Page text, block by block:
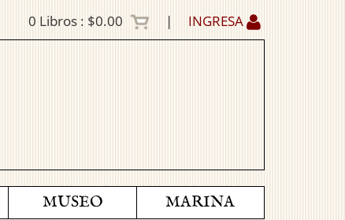
0 Libros : $0.00 | INGRESA
MUSEO MARINA